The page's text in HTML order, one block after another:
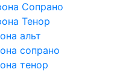
Сопрано
Тенор
альт
сопрано
тенор